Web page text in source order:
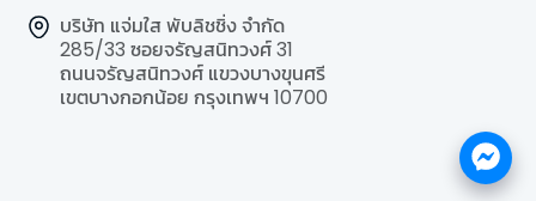
บริษัท แจ่มใส พับลิชชิ่ง จำกัด
285/33 ซอยจรัญสนิทวงศ์ 31
ถนนจรัญสนิทวงศ์ แขวงบางขุนศรี
เขตบางกอกน้อย กรุงเทพฯ 10700